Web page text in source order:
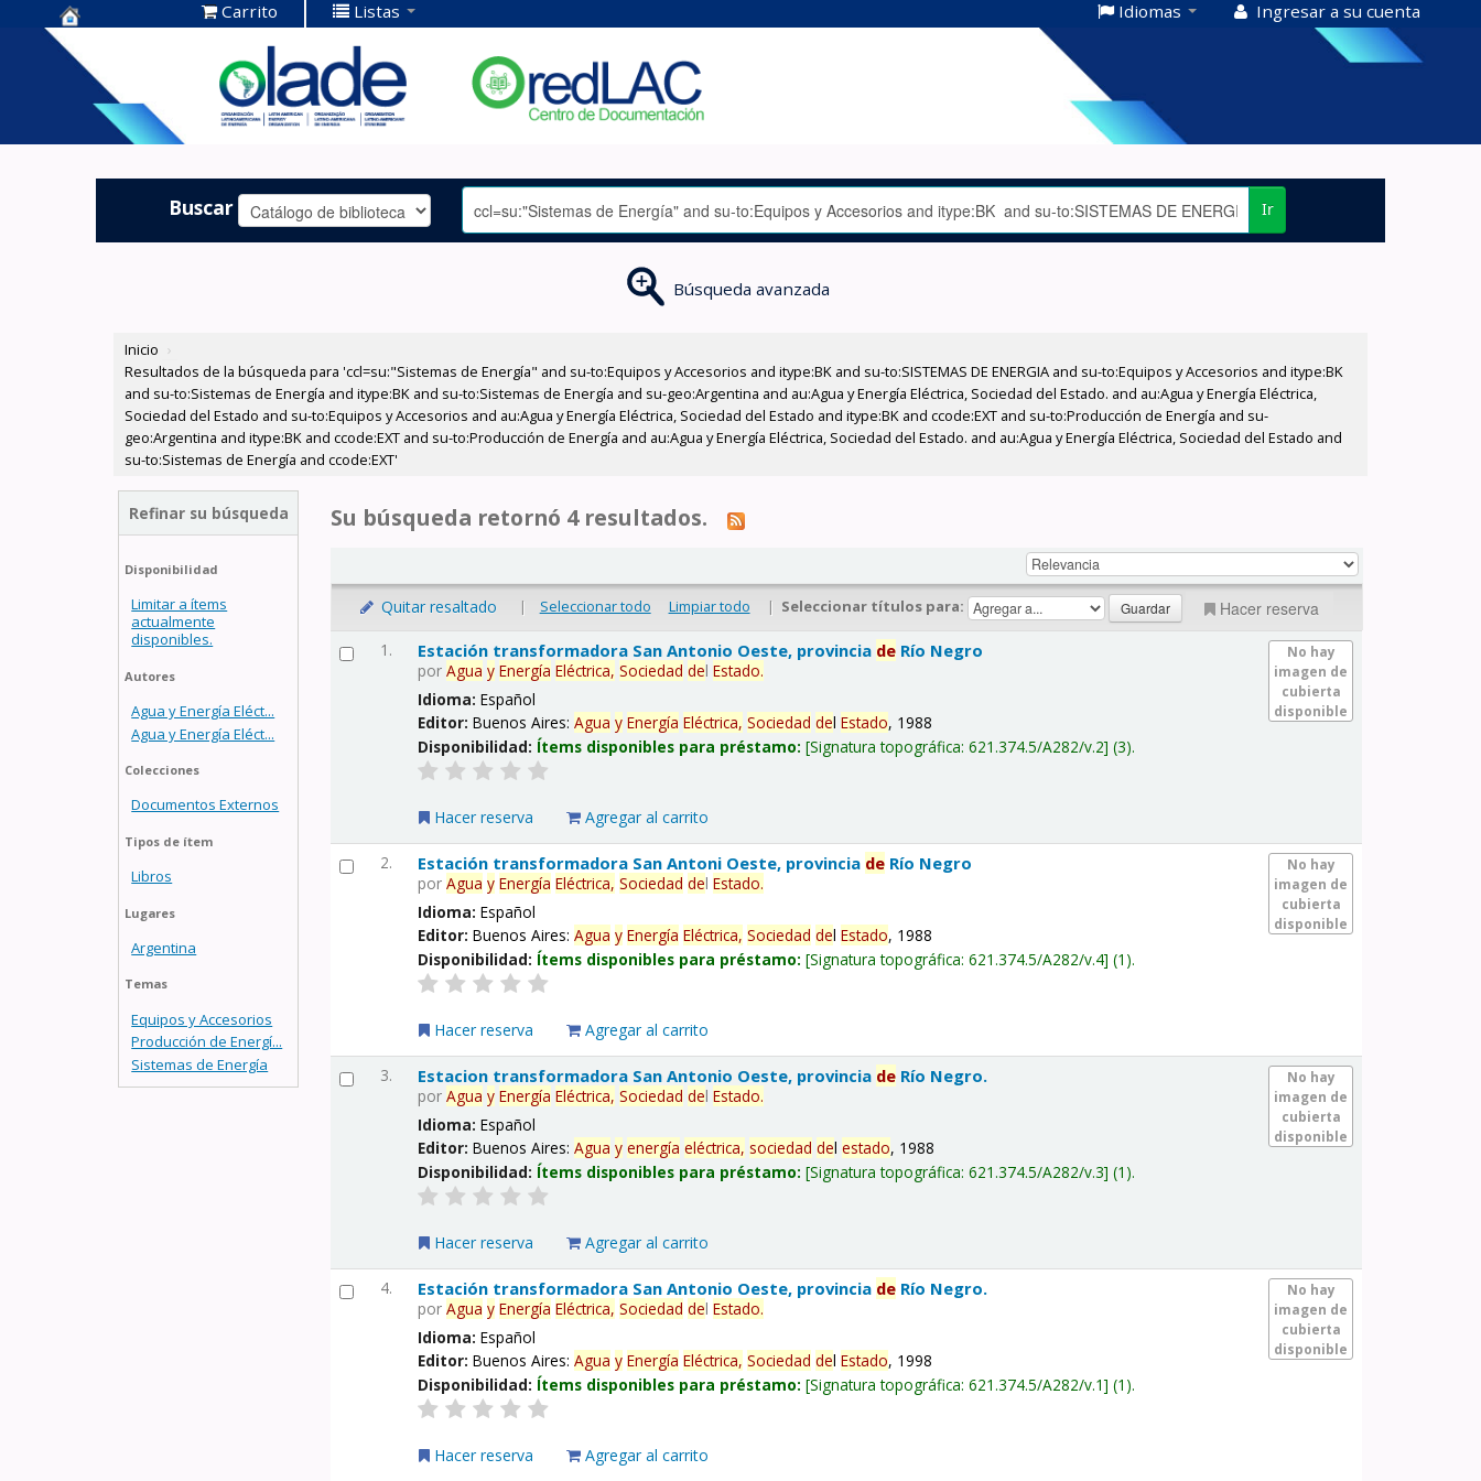
Centro de
Documentación
OLADE -
Carrito Listas Idiomas Ingresar a su cuenta
Buscar Ir
Búsqueda avanzada
Inicio ›
Resultados de la búsqueda para 'ccl=su:"Sistemas de Energía" and su-to:Equipos y Accesorios and itype:BK and su-to:SISTEMAS DE ENERGIA and su-to:Equipos y Accesorios and itype:BK
and su-to:Sistemas de Energía and itype:BK and su-to:Sistemas de Energía and su-geo:Argentina and au:Agua y Energía Eléctrica, Sociedad del Estado. and au:Agua y Energía Eléctrica,
Sociedad del Estado and su-to:Equipos y Accesorios and au:Agua y Energía Eléctrica, Sociedad del Estado and itype:BK and ccode:EXT and su-to:Producción de Energía and su-
geo:Argentina and itype:BK and ccode:EXT and su-to:Producción de Energía and au:Agua y Energía Eléctrica, Sociedad del Estado. and au:Agua y Energía Eléctrica, Sociedad del Estado and
su-to:Sistemas de Energía and ccode:EXT'
Refinar su búsqueda
Disponibilidad
Limitar a ítems
actualmente
disponibles.
Autores
Agua y Energía Eléct...
Agua y Energía Eléct...
Colecciones
Documentos Externos
Tipos de ítem
Libros
Lugares
Argentina
Temas
Equipos y Accesorios
Producción de Energí...
Sistemas de Energía
Su búsqueda retornó 4 resultados.
Quitar resaltado | Seleccionar todo Limpiar todo | Seleccionar títulos para: Hacer reserva
1.
No hay
imagen de
cubierta
disponible
Estación transformadora San Antonio Oeste, provincia de Río Negro
porAgua y Energía Eléctrica, Sociedad delEstado.
Idioma:Español
Editor:Buenos Aires:Agua y Energía Eléctrica, Sociedad delEstado, 1988
Disponibilidad: Ítems disponibles para préstamo: Signatura topográfica:621.374.5/A282/v.2 (3).
Hacer reserva Agregar al carrito
2.
No hay
imagen de
cubierta
disponible
Estación transformadora San Antoni Oeste, provincia de Río Negro
porAgua y Energía Eléctrica, Sociedad delEstado.
Idioma:Español
Editor:Buenos Aires:Agua y Energía Eléctrica, Sociedad delEstado, 1988
Disponibilidad: Ítems disponibles para préstamo: Signatura topográfica:621.374.5/A282/v.4 (1).
Hacer reserva Agregar al carrito
3.
No hay
imagen de
cubierta
disponible
Estacion transformadora San Antonio Oeste, provincia de Río Negro.
porAgua y Energía Eléctrica, Sociedad delEstado.
Idioma:Español
Editor:Buenos Aires:Agua y energía eléctrica, sociedad delestado, 1988
Disponibilidad: Ítems disponibles para préstamo: Signatura topográfica:621.374.5/A282/v.3 (1).
Hacer reserva Agregar al carrito
4.
No hay
imagen de
cubierta
disponible
Estación transformadora San Antonio Oeste, provincia de Río Negro.
porAgua y Energía Eléctrica, Sociedad delEstado.
Idioma:Español
Editor:Buenos Aires:Agua y Energía Eléctrica, Sociedad delEstado, 1998
Disponibilidad: Ítems disponibles para préstamo: Signatura topográfica:621.374.5/A282/v.1 (1).
Hacer reserva Agregar al carrito